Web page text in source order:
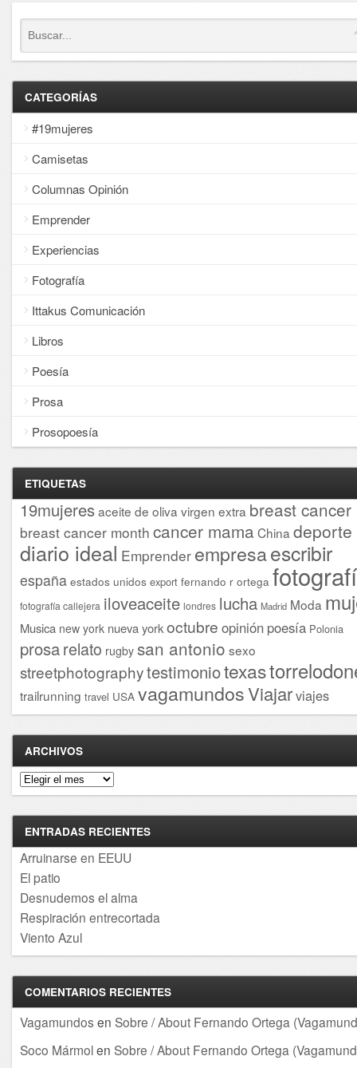
CATEGORÍAS
#19mujeres
Camisetas
Columnas Opinión
Emprender
Experiencias
Fotografía
Ittakus Comunicación
Libros
Poesía
Prosa
Prosopoesía
ETIQUETAS
19mujeresaceite de oliva virgen extra breast cancer
breast cancer month cancer mama China deporte
diario ideal Emprender empresaescribir
españa estados unidos export fernando r ortega
fotografía callejera iloveaceite londres lucha Madrid Moda
Musica new york nueva yorkoctubre opinión poesía Polonia
prosarelato rugby san antonio sexo
streetphotographytestimoniotexas
trailrunning travel USA vagamundosViajarviajes
ARCHIVOS
Archivos
ENTRADAS RECIENTES
Arruinarse en EEUU
El patio
Desnudemos el alma
Respiración entrecortada
Viento Azul
COMENTARIOS RECIENTES
Vagamundos en Sobre / About Fernando Ortega
Soco Mármolen Sobre / About Fernando Ortega